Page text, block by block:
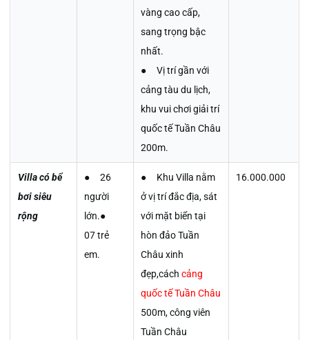
vàng cao cấp,
sang trọng bậc
nhất.
● Vị trí gần với
cảng tàu du lịch,
khu vui chơi giải trí
quốc tế Tuần Châu
200m.
Villa có bể
bơi siêu
rộng
● 26
người
lớn.●
07 trẻ
em.
● Khu Villa nằm
ở vị trí đắc địa, sát
với mặt biển tại
hòn đảo Tuần
Châu xinh
đẹp,cách cảng
quốc tế Tuần Châu
500m, công viên
Tuần Châu
16.000.000